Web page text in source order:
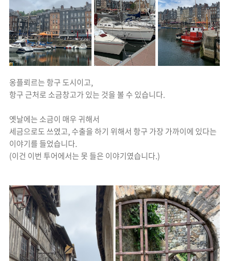
옹플뢰르는 항구 도시이고,
항구 근처로 소금창고가 있는 것을 볼 수 있습니다.
옛날에는 소금이 매우 귀해서
세금으로도 쓰였고, 수출을 하기 위해서 항구 가장 가까이에 있다는
이야기를 들었습니다.
(이건 이번 투어에서는 못 들은 이야기였습니다.)